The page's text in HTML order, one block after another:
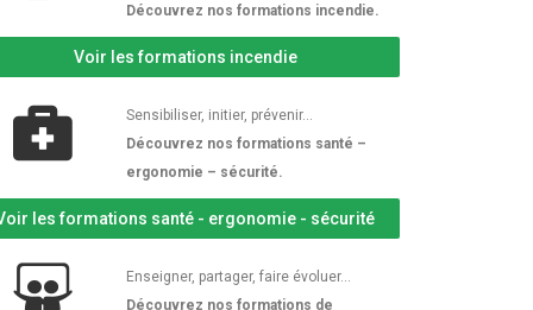
Découvrez nos formations incendie.
Voir les formations incendie
Sensibiliser, initier, prévenir…
Découvrez nos formations santé –
ergonomie – sécurité.
les formations santé - ergonomie - sécurité
Enseigner, partager, faire évoluer…
Découvrez nos formations de